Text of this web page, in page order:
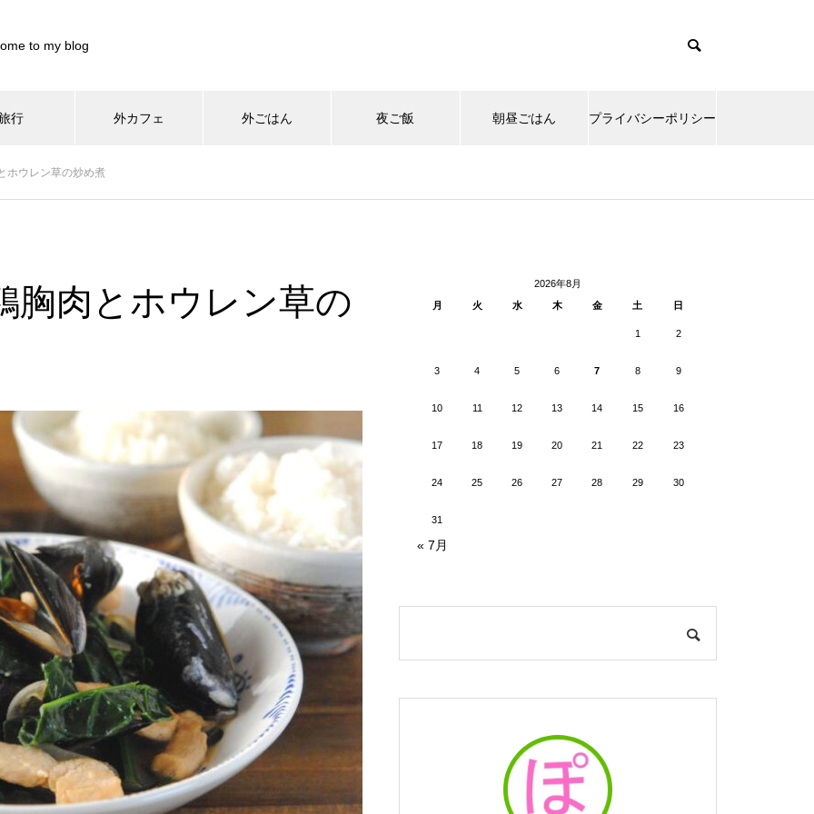
to my blog
行 外カフェ 外ごはん 夜ご飯 朝昼ごはん プライバシーポリシー
/home/xs899844/pocharinikki.com/public_html/wp-content/themes/muum_tcd085/functions/menu.php
ホウレン草の炒め煮
肉とホウレン草の
2026年8月
月
火 水 木 金 土 日
1 2
3 4 5 6 7 8 9
10 11 12 13 14 15 16
17 18 19 20 21 22 23
24 25 26 27 28 29 30
31
« 7月